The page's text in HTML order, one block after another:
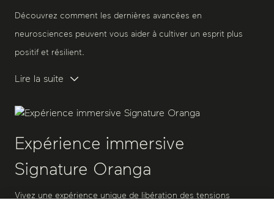
Découvrez comment les dernières avancées en
neurosciences peuvent vous aider à cultiver un esprit plus
positif et résilient.
Lire la suite
Expérience immersive
Signature Oranga
Vivez une expérience unique de libération des tensions